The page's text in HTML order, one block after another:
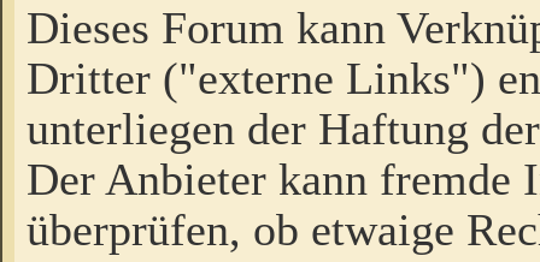
Dieses Forum kann
Dritter ("externe Links")
unterliegen der Haftung
Der Anbieter kann fremde
überprüfen, ob etwaige